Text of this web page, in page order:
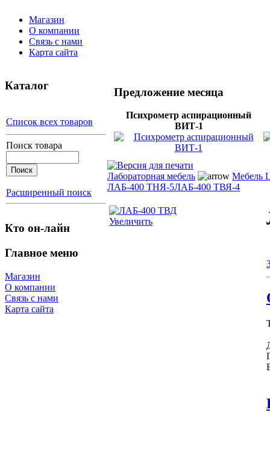
Магазин
О компании
Связь с нами
Карта сайта
Каталог
Список всех товаров
Поиск товара
Расширенный поиск
Кто он-лайн
Главное меню
Магазин
О компании
Связь с нами
Карта сайта
Предложение месяца
Психрометр аспирационный
ВИТ-1
Лабораторная мебель
Мебель
ЛАБ-400 ТНЯ-5ЛАБ-400 ТВЯ-4
Увеличить